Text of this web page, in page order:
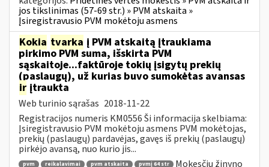
jos tikslinimas (57-69 str.) » PVM atskaita »
Įsiregistravusio PVM mokėtoju asmens
Kokia tvarka į PVM atskaitą įtraukiama
pirkimo PVM suma, išskirta PVM
sąskaitoje...faktūroje tokių įsigytų prekių
(paslaugų), už kurias buvo sumokėtas avansas
ir įtraukta
Web turinio sąrašas 2018-11-22
Registracijos numeris KM0556 Ši informacija skelbiama:
Įsiregistravusio PVM mokėtoju asmens PVM mokėtojas,
prekių (paslaugų) pardavėjas, gavęs iš prekių (paslaugų)
pirkėjo avansą, nuo kurio jis...
pvm reikalavimai pvm atskaita pvmį 64 str Mokesčių žinyno